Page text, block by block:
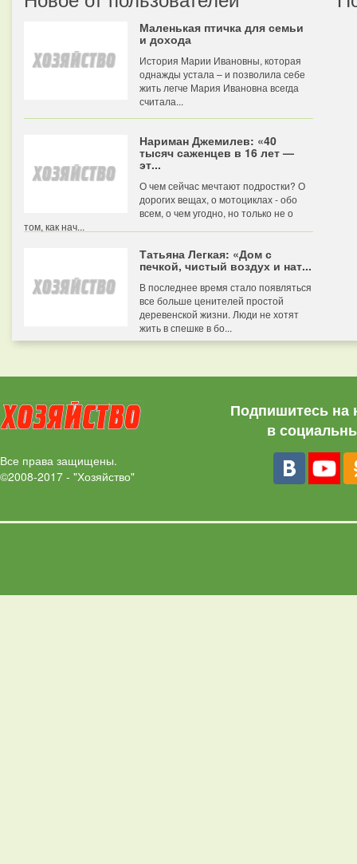
Маленькая птичка для семьи
и дохода
История Марии Ивановны, которая
однажды устала – и позволила себе
жить легче Мария Ивановна всегда
считала...
Нариман Джемилев: «40
тысяч саженцев в 16 лет —
эт...
О чем сейчас мечтают подростки? О
дорогих вещах, о мотоциклах - обо
всем, о чем угодно, но только не о
том, как нач...
Татьяна Легкая: «Дом с
печкой, чистый воздух и нат...
В последнее время стало появляться
все больше ценителей простой
деревенской жизни. Люди не хотят
жить в спешке в бо...
Все права защищены.
©2008-2017 - "Хозяйство"
Подпишитесь на
в